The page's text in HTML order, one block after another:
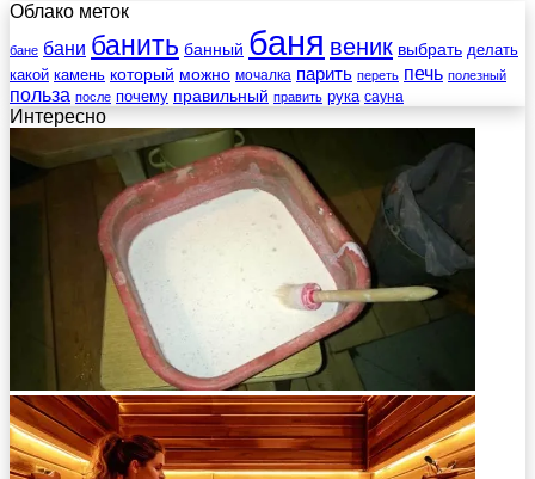
Облако меток
бане бани банить банный баня веник выбрать делать
какой камень который можно мочалка парить переть печь полезный
польза после почему правильный править рука сауна
Интересно